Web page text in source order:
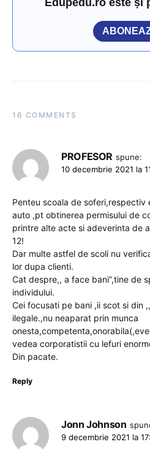
Edupedu.ro este și
16 COMMENTS
PROFESOR spune:
10 decembrie 2021 la
Penteu scoala de soferi,respectiv
auto ,pt obtinerea permisului de
printre alte acte si adeverinta de
12!
Dar multe astfel de scoli nu
lor dupa clienti.
Cat despre,, a face bani”,tine de
individului.
Cei focusati pe bani ,ii scot si din
ilegale.,nu neaparat prin munca
vedea corporatistii cu lefuri
Din pacate.
Reply
Jonn Johnson
9 decembrie 2021 la